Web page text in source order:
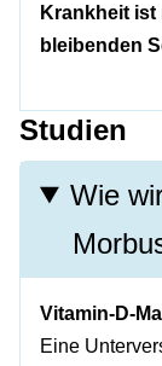
Krankheit
bleibenden
Studien
Wie
Vitamin-D-
Eine